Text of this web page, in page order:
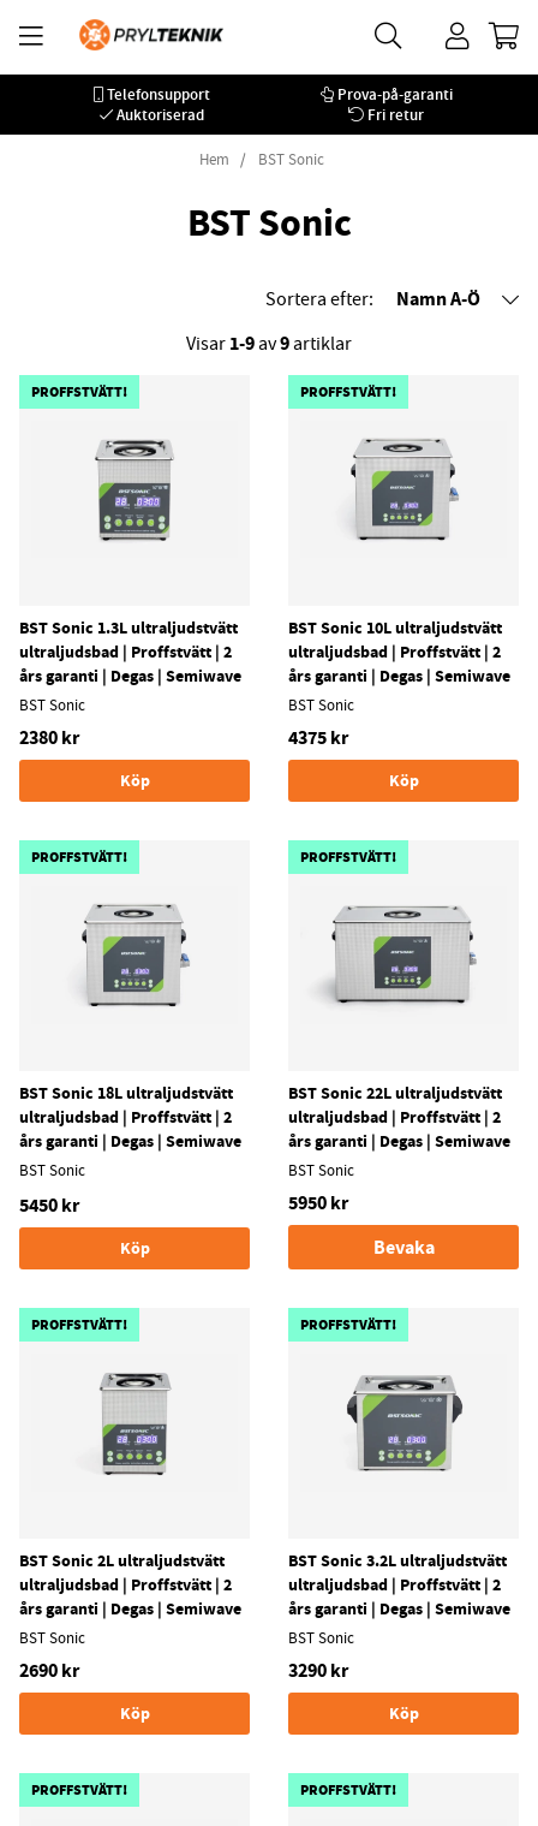
Telefonsupport
Prova-på-garanti
Auktoriserad
Fri retur
Hem BST Sonic
BST Sonic
Sortera efter: Namn A-Ö
Visar 1-9av9artiklar
PROFFSTVÄTT!
BST Sonic 1.3L ultraljudstvätt
ultraljudsbad | Proffstvätt | 2
års garanti | Degas | Semiwave
BST Sonic
2380 kr
Köp
PROFFSTVÄTT!
BST Sonic 10L ultraljudstvätt
ultraljudsbad | Proffstvätt | 2
års garanti | Degas | Semiwave
BST Sonic
4375 kr
Köp
PROFFSTVÄTT!
BST Sonic 18L ultraljudstvätt
ultraljudsbad | Proffstvätt | 2
års garanti | Degas | Semiwave
BST Sonic
5450 kr
Köp
PROFFSTVÄTT!
BST Sonic 22L ultraljudstvätt
ultraljudsbad | Proffstvätt | 2
års garanti | Degas | Semiwave
BST Sonic
5950 kr
Bevaka
PROFFSTVÄTT!
BST Sonic 2L ultraljudstvätt
ultraljudsbad | Proffstvätt | 2
års garanti | Degas | Semiwave
BST Sonic
2690 kr
Köp
PROFFSTVÄTT!
BST Sonic 3.2L ultraljudstvätt
ultraljudsbad | Proffstvätt | 2
års garanti | Degas | Semiwave
BST Sonic
3290 kr
Köp
PROFFSTVÄTT! PROFFSTVÄTT!